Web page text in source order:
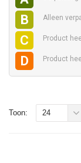
B Alleen
C Product
D Product
Toon: 24